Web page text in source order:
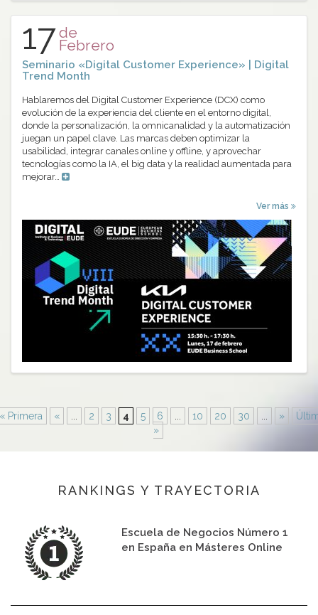
17de
Febrero
Seminario «Digital Customer Experience» | Digital
Trend Month
Hablaremos del Digital Customer Experience (DCX) como
evolución de la experiencia del cliente en el entorno digital,
donde la personalización, la omnicanalidad y la automatización
juegan un papel clave. Las marcas deben optimizar la
usabilidad, integrar canales online y offline, y aprovechar
tecnologías como la IA, el big data y la realidad aumentada para
mejorar…
Ver más
Primera « 2 3 4 5 6 10 20 30 »
»
RANKINGS Y TRAYECTORIA
Escuela de Negocios Número 1
en España en Másteres Online